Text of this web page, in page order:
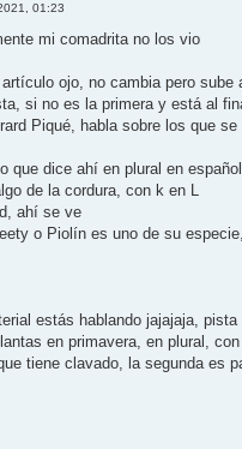
01:23
mi comadrita no los vio
ojo, no cambia pero
si no es la primera y está al
Piqué, habla sobre los que
que dice ahí en plural en
de la cordura, con k en L
ahí se ve
o Piolín es uno de su
estás hablando jajajaja,
en primavera, en plural,
tiene clavado, la segunda es